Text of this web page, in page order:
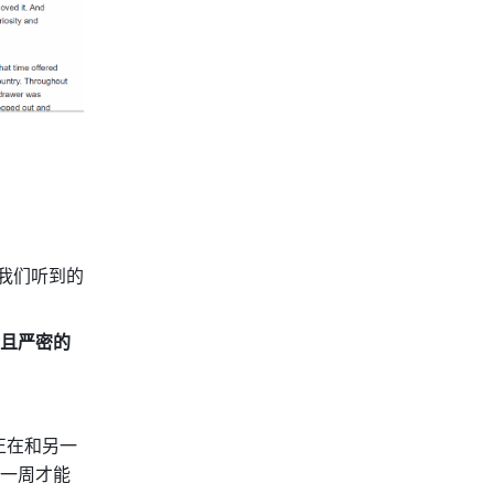
们听到的
严密的
在和另一
周才能